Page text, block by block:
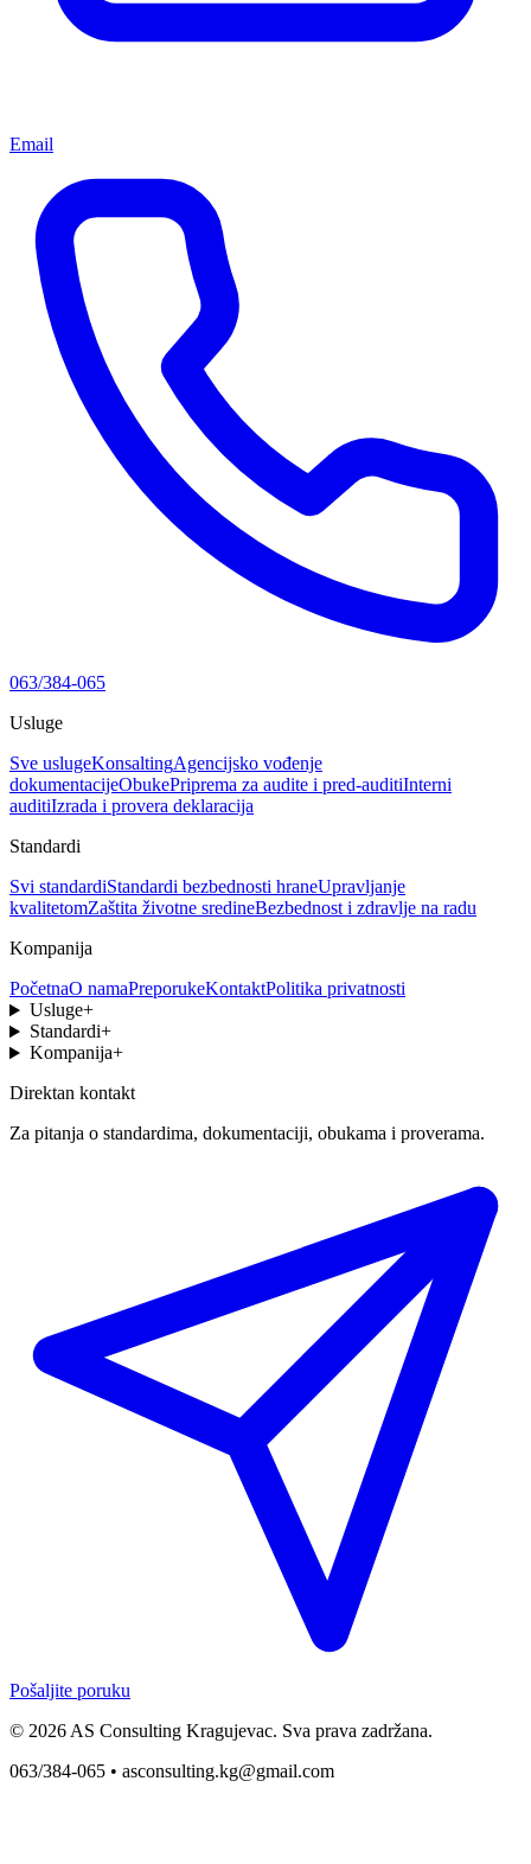
Email
063/384-065
Usluge
Sve uslugeKonsaltingAgencijsko vođenje
dokumentacijeObukePriprema za audite i pred-auditiInterni
auditiIzrada i provera deklaracija
Standardi
Svi standardiStandardi bezbednosti hraneUpravljanje
kvalitetomZaštita životne sredineBezbednost i zdravlje na radu
Kompanija
PočetnaO namaPreporukeKontaktPolitika privatnosti
Usluge+
Standardi+
Kompanija+
Direktan kontakt
Za pitanja o standardima, dokumentaciji, obukama i proverama.
Pošaljite poruku
© 2026 AS Consulting Kragujevac. Sva prava zadržana.
063/384-065 • asconsulting.kg@gmail.com